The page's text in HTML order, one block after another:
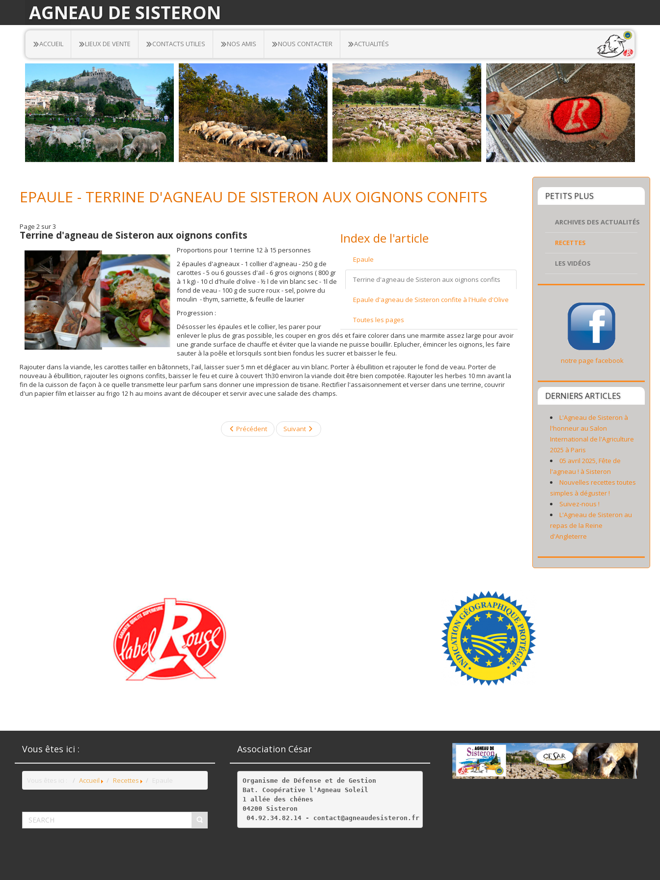
AGNEAU DE SISTERON
ACCUEIL LIEUX DE VENTE CONTACTS UTILES NOS AMIS NOUS CONTACTER ACTUALITÉS
EPAULE - TERRINE D'AGNEAU DE SISTERON AUX OIGNONS CONFITS
Index de l'article
Epaule
Terrine d'agneau de Sisteron aux oignons confits
Epaule d'agneau de Sisteron confite à l'Huile d'Olive
Toutes les pages
Page 2 sur 3
Terrine d'agneau de Sisteron aux oignons confits
Proportions pour 1 terrine 12 à 15 personnes
2 épaules d'agneaux - 1 collier d'agneau - 250 g de
carottes - 5 ou 6 gousses d'ail - 6 gros oignons ( 800 gr
à 1 kg) - 10 cl d'huile d'olive - ½ l de vin blanc sec - 1l de
fond de veau - 100 g de sucre roux - sel, poivre du
moulin - thym, sarriette, & feuille de laurier
Progression :
Désosser les épaules et le collier, les parer pour
enlever le plus de gras possible, les couper en gros dés et faire colorer dans une marmite assez large pour avoir
une grande surface de chauffe et éviter que la viande ne puisse bouillir. Eplucher, émincer les oignons, les faire
sauter à la poêle et lorsquils sont bien fondus les sucrer et baisser le feu.
Rajouter dans la viande, les carottes tailler en bâtonnets, l'ail, laisser suer 5 mn et déglacer au vin blanc. Porter à ébullition et rajouter le fond de veau. Porter de
nouveau à ébullition, rajouter les oignons confits, baisser le feu et cuire à couvert 1h30 environ la viande doit être bien compotée. Rajouter les herbes 10 mn avant la
fin de la cuisson de façon à ce quelle transmette leur parfum sans donner une impression de tisane. Rectifier l'assaisonnement et verser dans une terrine, couvrir
d'un papier film et laisser au frigo 12 h au moins avant de découper et servir avec une salade des champs.
Précédent Suivant
PETITS PLUS
ARCHIVES DES ACTUALITÉS
RECETTES
LES VIDÉOS
notre page facebook
DERNIERS ARTICLES
L'Agneau de Sisteron à
l'honneur au Salon
International de l'Agriculture
2025 à Paris
05 avril 2025, Fête de
l'agneau ! à Sisteron
Nouvelles recettes toutes
simples à déguster !
Suivez-nous !
L'Agneau de Sisteron au
repas de la Reine
d'Angleterre
Vous êtes ici :
Vous êtes ici : Accueil Recettes Epaule
Association César
Organisme de Défense et de Gestion
Bat. Coopérative l'Agneau Soleil
1 allée des chênes
04200 Sisteron
04.92.34.82.14 - contact@agneaudesisteron.fr